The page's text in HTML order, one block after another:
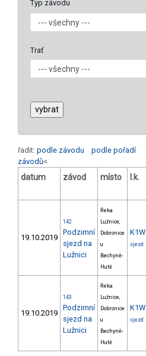
Typ závodu
Trať
řadit: podle závodu podle pořadí
závodů<
datum závod místo l.k.
19.10.2019
142
Podzimní
sjezd na
Lužnici
Řeka
Lužnice,
Dobronice
u
Bechyně-
Hutě
K1W
sjezd
19.10.2019
143
Podzimní
sjezd na
Lužnici
Řeka
Lužnice,
Dobronice
u
Bechyně-
Hutě
K1W
sjezd